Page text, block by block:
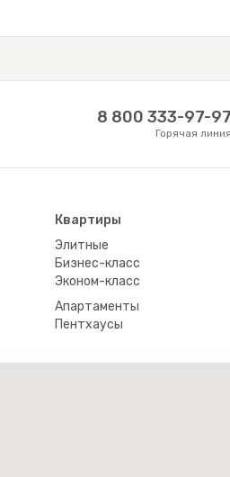
8 800 333-97-97
Горячая линия
Квартиры
Элитные
Бизнес-класс
Эконом-класс
Апартаменты
Пентхаусы